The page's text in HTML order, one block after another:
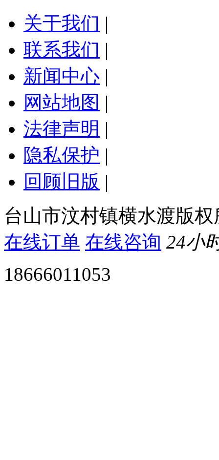
关于我们 |
联系我们 |
新闻中心 |
网站地图 |
法律声明 |
隐私保护 |
回顾旧版 |
台山市汶村镇横水渡版
在线订单 在线咨询 24小
18666011053